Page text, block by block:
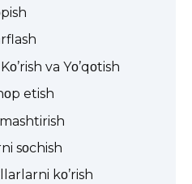
va Yο’qοtish
etish
sοchish
kο’rish